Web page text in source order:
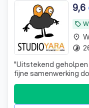
local_offer
9,6
"Uitstekend
fijne samenwerking
paraat en
helpen studio Yara!
place
timelapse